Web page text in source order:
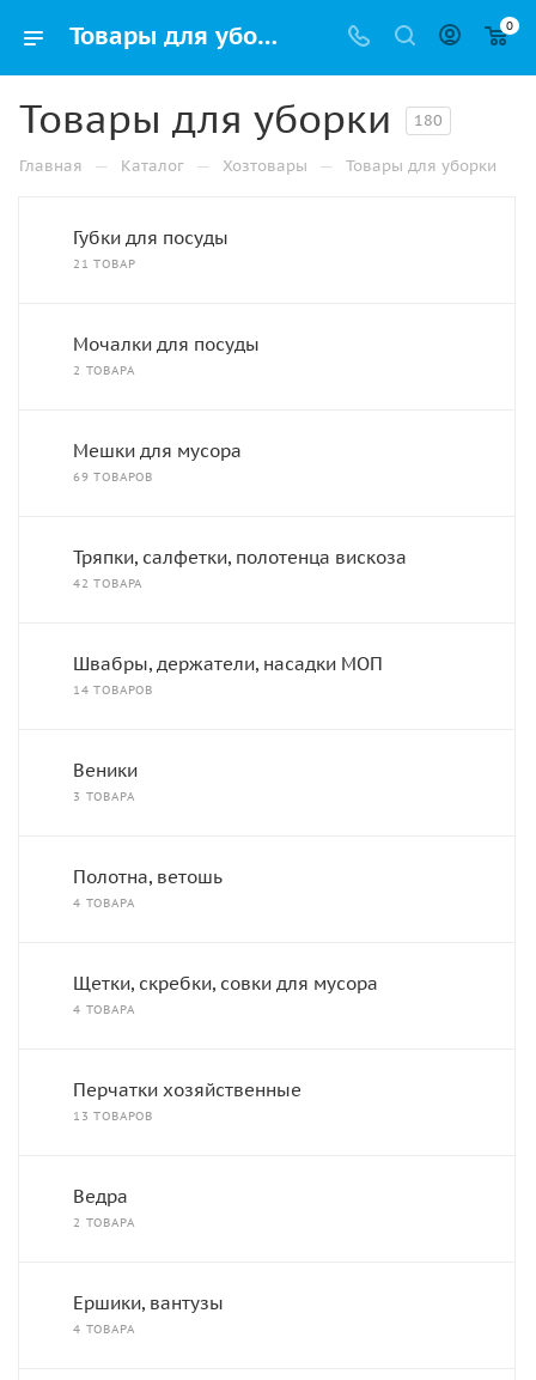
Товары для уборки купить оптом и в розницу с доставкой в Перми по лучшей цене 0
Товары для уборки 180
Главная — Каталог — Хозтовары — Товары для уборки
Губки для посуды
21 ТОВАР
Мочалки для посуды
2 ТОВАРА
Мешки для мусора
69 ТОВАРОВ
Тряпки, салфетки, полотенца вискоза
42 ТОВАРА
Швабры, держатели, насадки МОП
14 ТОВАРОВ
Веники
3 ТОВАРА
Полотна, ветошь
4 ТОВАРА
Щетки, скребки, совки для мусора
4 ТОВАРА
Перчатки хозяйственные
13 ТОВАРОВ
Ведра
2 ТОВАРА
Ершики, вантузы
4 ТОВАРА